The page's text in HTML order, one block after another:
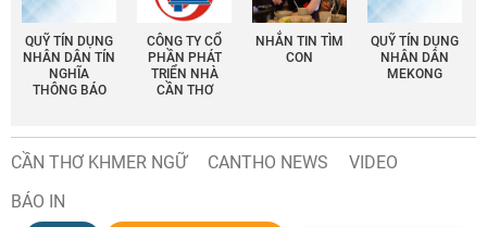
QUỸ TÍN DỤNG
NHÂN DÂN TÍN
NGHĨA
THÔNG BÁO
CÔNG TY CỔ
PHẦN PHÁT
TRIỂN NHÀ
CẦN THƠ
NHẮN TIN TÌM
CON
QUỸ TÍN DỤNG
NHÂN DÂN
MEKONG
CẦN THƠ KHMER NGỮ CANTHO NEWS
VIDEO
BÁO IN